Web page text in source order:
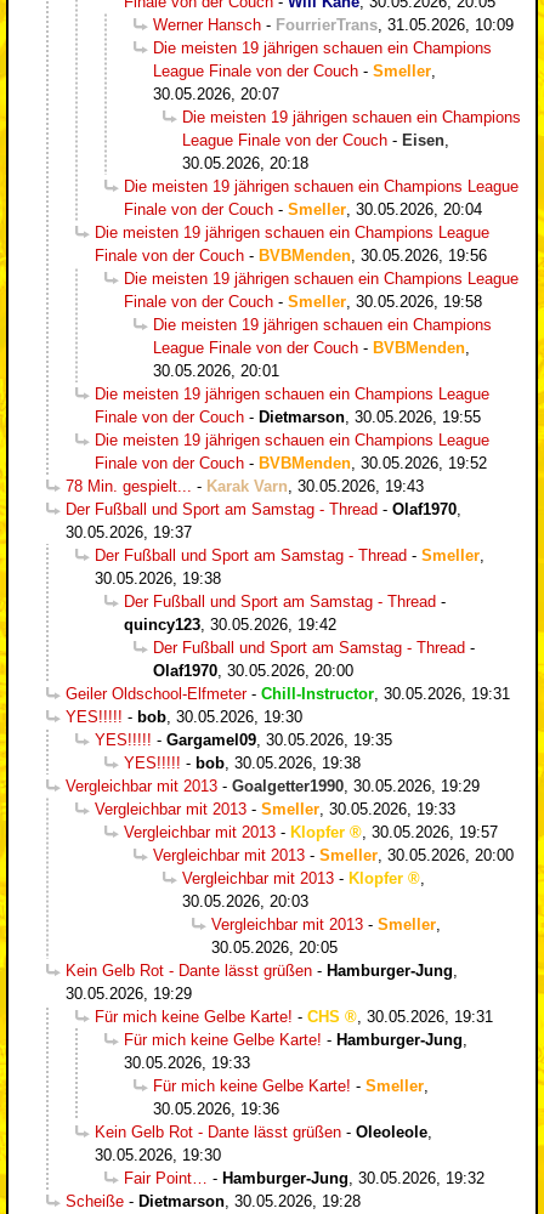
Werner Hansch - FourrierTrans 31.05.2026, 10:09
Die meisten 19 jährigen schauen ein Champions
League Finale von der Couch - Smeller
30.05.2026, 20:07
Die meisten 19 jährigen schauen ein Champions
League Finale von der Couch - Eisen
30.05.2026, 20:18
Die meisten 19 jährigen schauen ein Champions League
Finale von der Couch - Smeller 30.05.2026, 20:04
Die meisten 19 jährigen schauen ein Champions League
Finale von der Couch - BVBMenden 30.05.2026, 19:56
Die meisten 19 jährigen schauen ein Champions League
Finale von der Couch - Smeller 30.05.2026, 19:58
Die meisten 19 jährigen schauen ein Champions
League Finale von der Couch - BVBMenden
30.05.2026, 20:01
Die meisten 19 jährigen schauen ein Champions League
Finale von der Couch - Dietmarson 30.05.2026, 19:55
Die meisten 19 jährigen schauen ein Champions League
Finale von der Couch - BVBMenden 30.05.2026, 19:52
78 Min. gespielt...
- Karak Varn 30.05.2026, 19:43
Der Fußball und Sport am Samstag - Thread - Olaf1970
30.05.2026, 19:37
Der Fußball und Sport am Samstag - Thread - Smeller
30.05.2026, 19:38
Der Fußball und Sport am Samstag - Thread -
quincy123 30.05.2026, 19:42
Der Fußball und Sport am Samstag - Thread -
Olaf1970 30.05.2026, 20:00
Geiler Oldschool-Elfmeter- Chill-Instructor 30.05.2026, 19:31
YES!!!!! - bob 30.05.2026, 19:30
YES!!!!! - Gargamel09 30.05.2026, 19:35
YES!!!!! - bob 30.05.2026, 19:38
Vergleichbar mit 2013 - Goalgetter1990 30.05.2026, 19:29
Vergleichbar mit 2013 - Smeller 30.05.2026, 19:33
Vergleichbar mit 2013 - Klopfer
30.05.2026, 19:57
Vergleichbar mit 2013 - Smeller 30.05.2026, 20:00
Vergleichbar mit 2013 - Klopfer
30.05.2026, 20:03
Vergleichbar mit 2013 - Smeller
30.05.2026, 20:05
Kein Gelb Rot - Dante lässt grüßen - Hamburger-Jung
30.05.2026, 19:29
Für mich keine Gelbe Karte! - CHS
30.05.2026, 19:31
Für mich keine Gelbe Karte! - Hamburger-Jung
30.05.2026, 19:33
Für mich keine Gelbe Karte! - Smeller
30.05.2026, 19:36
Kein Gelb Rot - Dante lässt grüßen - Oleoleole
30.05.2026, 19:30
Fair Point…
- Hamburger-Jung 30.05.2026, 19:32
Scheiße - Dietmarson 30.05.2026, 19:28